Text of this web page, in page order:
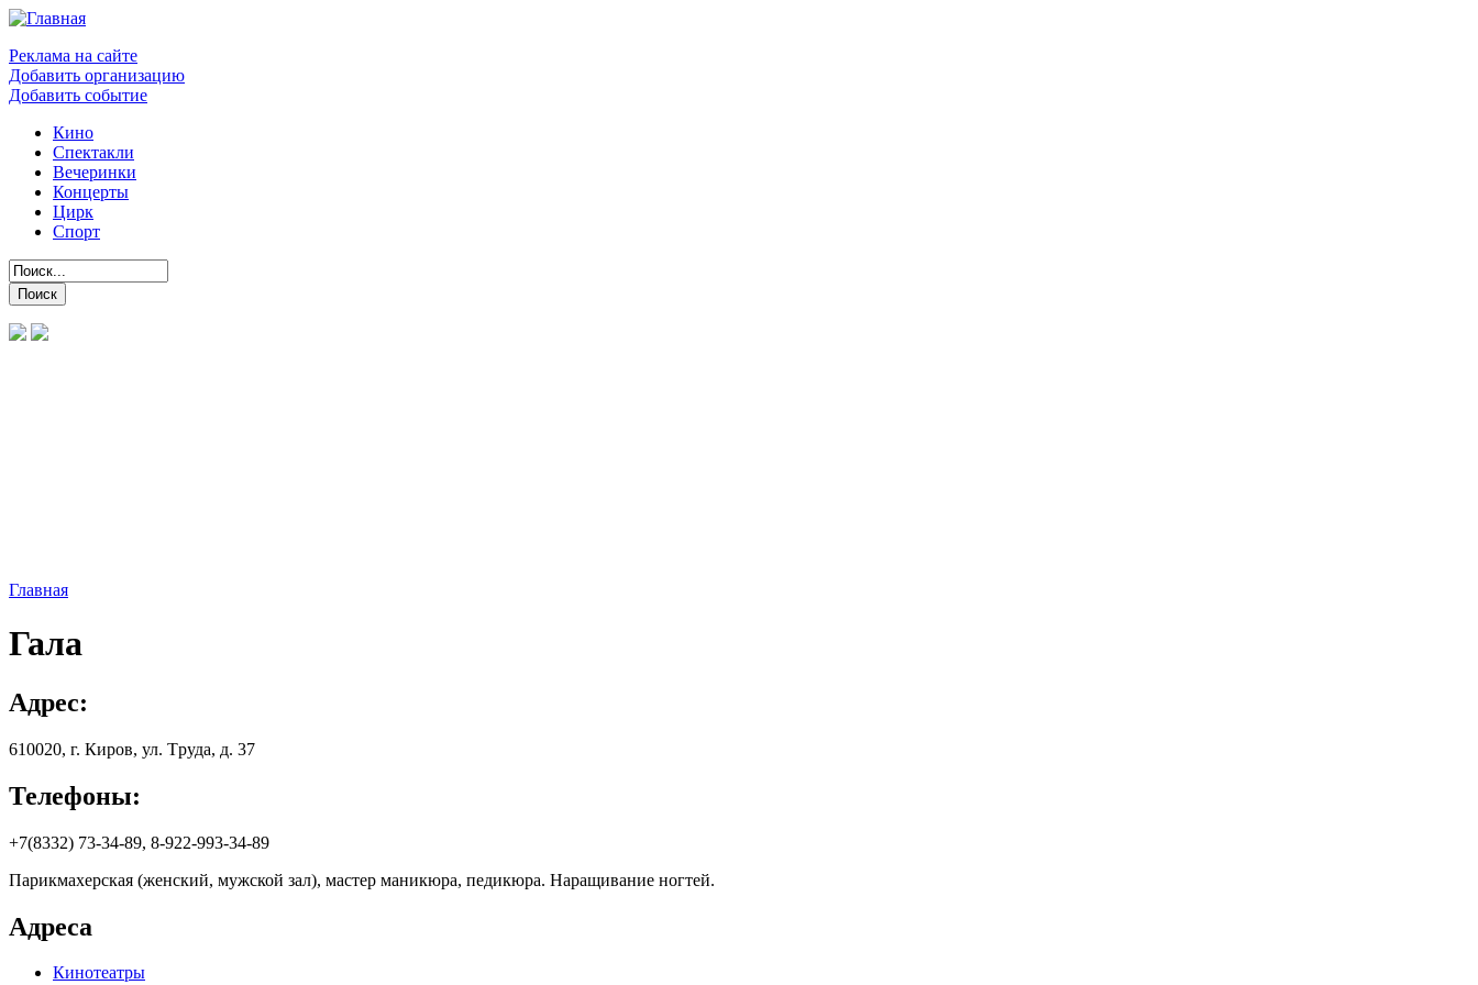
Реклама на сайте
Добавить организацию
Добавить событие
Кино
Спектакли
Вечеринки
Концерты
Цирк
Спорт
Главная
Гала
Адрес:
610020, г. Киров, ул. Тpудa, д. 37
Телефоны:
+7(8332) 73-34-89, 8-922-993-34-89
Парикмахерская (женский, мужской зал), мастер маникюра, педикюра. Наращивание ногтей.
Адреса
Кинотеатры